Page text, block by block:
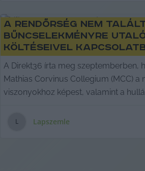
A rendőrség nem
bűncselekményre
költéseivel
A Direkt36 írta meg szeptemberben,
Mathias Corvinus Collegium (MCC)
viszonyokhoz képest, valamint a
L Lapszemle